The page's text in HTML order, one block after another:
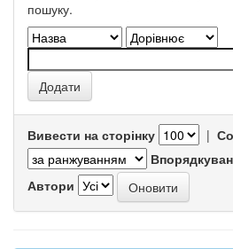
пошуку.
Вивести на сторінку |
Автори